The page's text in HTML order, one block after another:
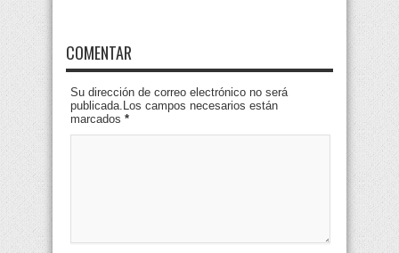
COMENTAR
Su dirección de correo electrónico no será
publicada.Los campos necesarios están
marcados *